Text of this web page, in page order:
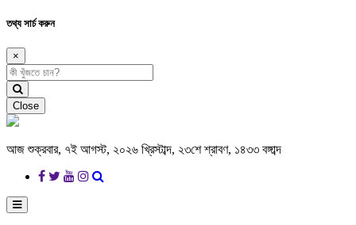
তথ্য সার্চ করুন
×
Close
আজ শুক্রবার, ৭ই আগস্ট, ২০২৬ খ্রিস্টাব্দ, ২৩শে শ্রাবণ, ১৪৩৩ বঙ্গাব্দ